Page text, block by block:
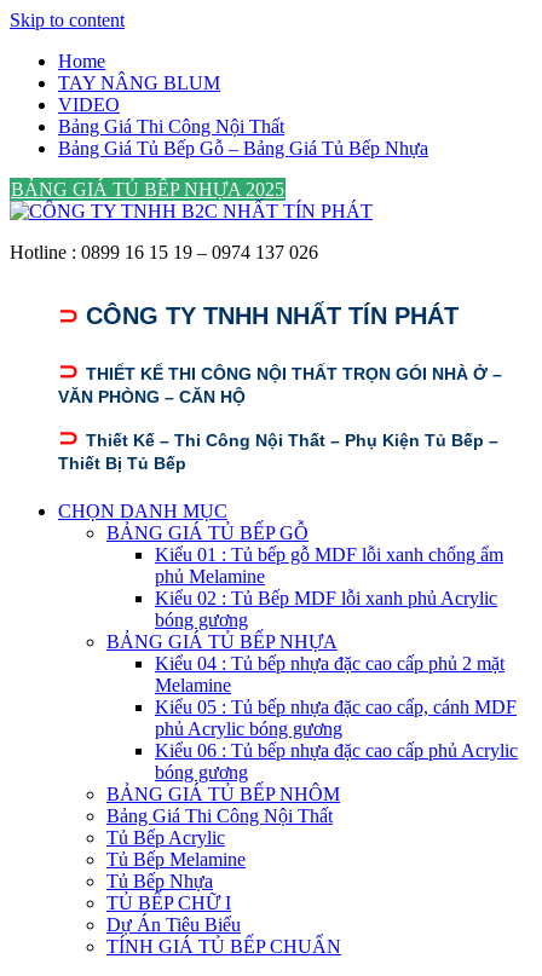
Skip to content
Home
TAY NÂNG BLUM
VIDEO
Bảng Giá Thi Công Nội Thất
Bảng Giá Tủ Bếp Gỗ – Bảng Giá Tủ Bếp Nhựa
BẢNG GIÁ TỦ BẾP NHỰA 2025
Hotline : 0899 16 15 19 – 0974 137 026
⊃ CÔNG TY TNHH NHẤT TÍN PHÁT
⊃ THIẾT KẾ THI CÔNG NỘI THẤT TRỌN GÓI NHÀ Ở –
VĂN PHÒNG – CĂN HỘ
⊃ Thiết Kế – Thi Công Nội Thất – Phụ Kiện Tủ Bếp –
Thiết Bị Tủ Bếp
CHỌN DANH MỤC
BẢNG GIÁ TỦ BẾP GỖ
Kiểu 01 : Tủ bếp gỗ MDF lỗi xanh chống ẩm
phủ Melamine
Kiểu 02 : Tủ Bếp MDF lỗi xanh phủ Acrylic
bóng gương
BẢNG GIÁ TỦ BẾP NHỰA
Kiểu 04 : Tủ bếp nhựa đặc cao cấp phủ 2 mặt
Melamine
Kiểu 05 : Tủ bếp nhựa đặc cao cấp, cánh MDF
phủ Acrylic bóng gương
Kiểu 06 : Tủ bếp nhựa đặc cao cấp phủ Acrylic
bóng gương
BẢNG GIÁ TỦ BẾP NHÔM
Bảng Giá Thi Công Nội Thất
Tủ Bếp Acrylic
Tủ Bếp Melamine
Tủ Bếp Nhựa
TỦ BẾP CHỮ I
Dự Án Tiêu Biểu
TÍNH GIÁ TỦ BẾP CHUẨN